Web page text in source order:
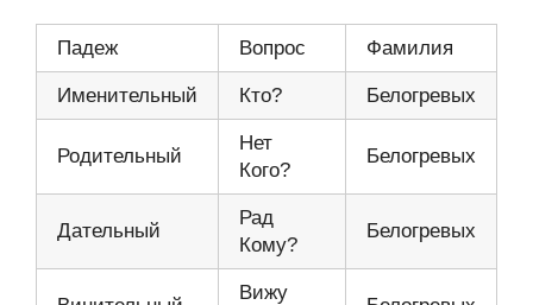
Падеж Вопрос Фамилия
Именительный Кто? Белогревых
Родительный
Нет
Кого?
Белогревых
Дательный
Рад
Кому?
Белогревых
Вижу